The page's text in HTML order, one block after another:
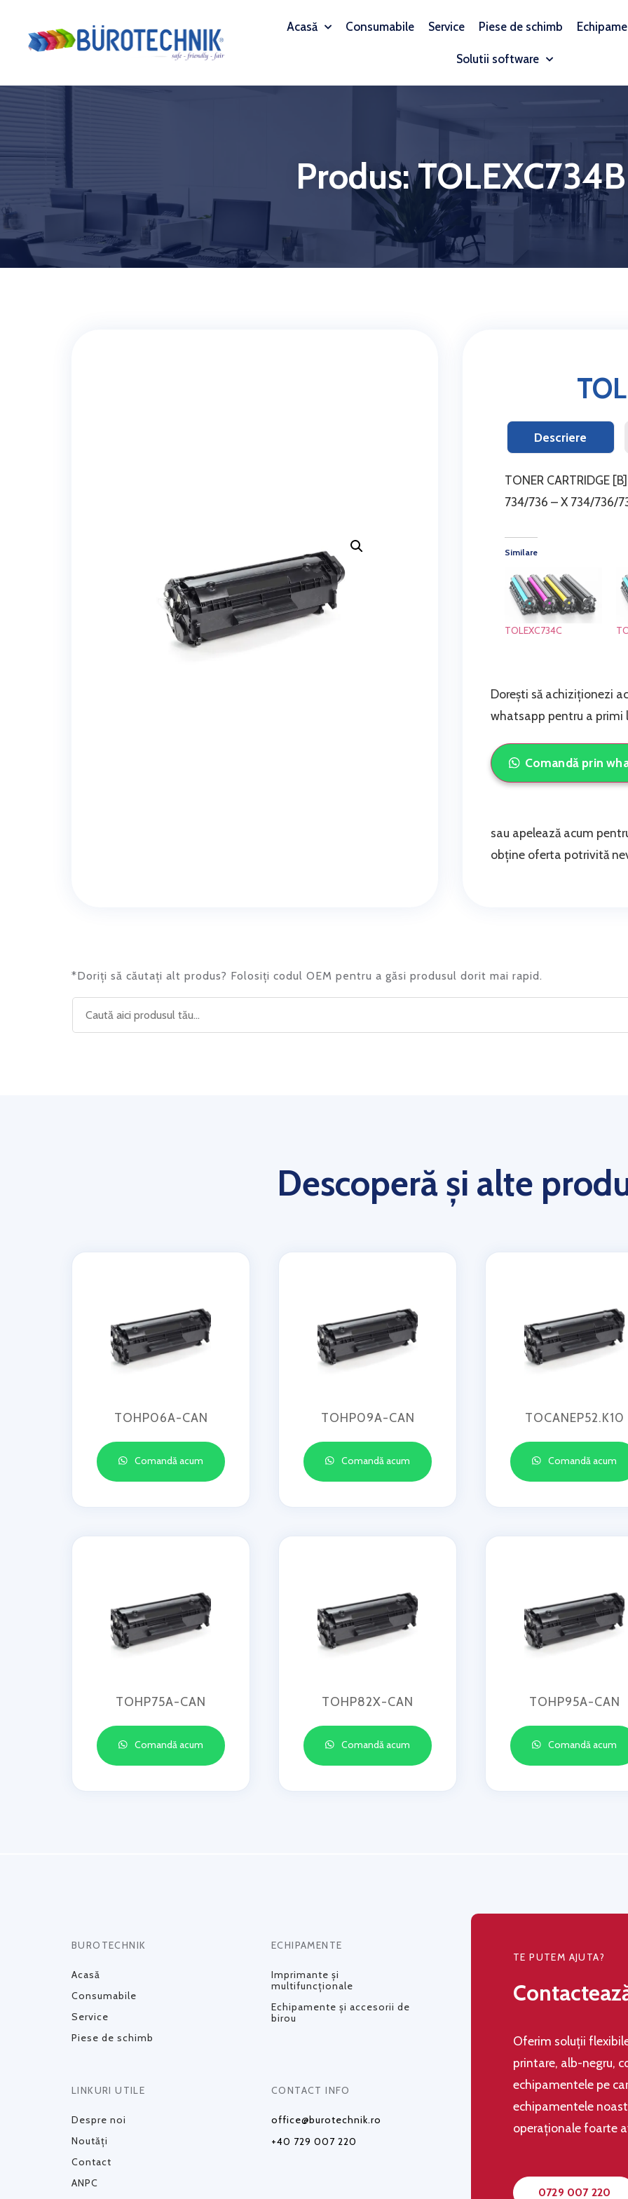
Acasă Consumabile Service Piese de schimb
Solutii software
Produs:
Descriere
TONER CARTRIDGE
734/736 – X 734/736/
Similare
TOLEXC734C
Dorești să achiziționezi
whatsapp pentru a primi
Comandă prin
sau apelează acum
obține oferta potrivită
*Doriți să căutați alt produs? Folosiți codul OEM pentru a găsi produsul dorit mai rapid.
Descoperă și alte
TOHP06A-CAN
Comandă acum
TOHP09A-CAN
Comandă acum
TOCANEP52.K10
Comandă acum
TOHP75A-CAN
Comandă acum
TOHP82X-CAN
Comandă acum
TOHP95A-CAN
Comandă acum
BUROTECHNIK
Acasă
Consumabile
Service
Piese de schimb
ECHIPAMENTE
Imprimante și
multifuncționale
Echipamente și accesorii de
birou
LINKURI UTILE
Despre noi
Noutăți
Contact
ANPC
CONTACT INFO
office@burotechnik.ro
+40 729 007 220
TE PUTEM AJUTA?
Oferim soluţii
printare, alb-negru,
echipamentele pe
echipamentele
operaţionale foarte
0729 007 220